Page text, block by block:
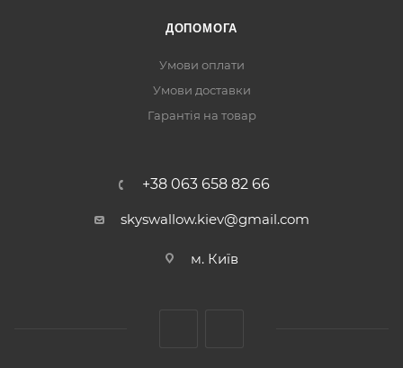
ДОПОМОГА
Умови оплати
Умови доставки
Гарантія на товар
+38 063 658 82 66
skyswallow.kiev@gmail.com
м. Київ